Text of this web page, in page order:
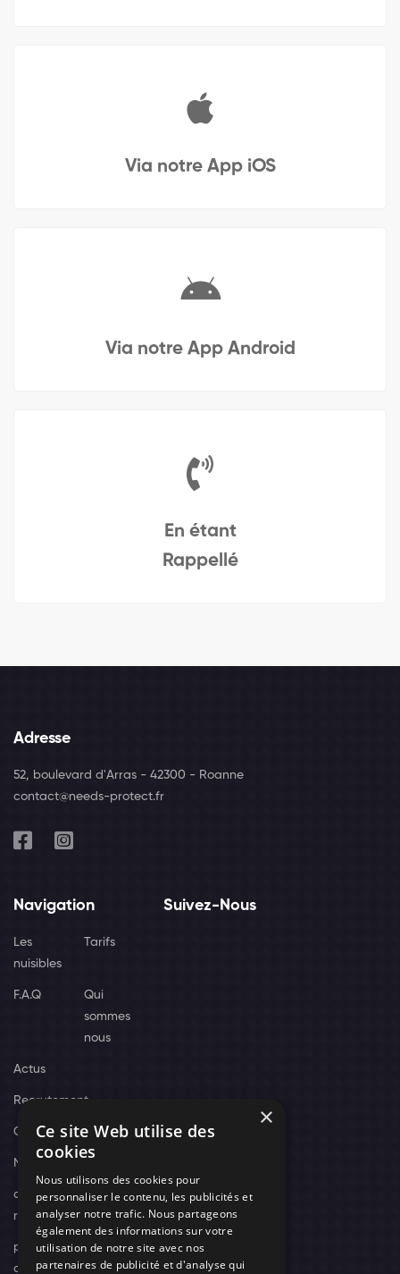
Via notre App iOS
Via notre App Android
En étant
Rappellé
Adresse
52, boulevard d'Arras - 42300 - Roanne
contact@needs-protect.fr
Navigation
Les
nuisibles
Tarifs
F.A.Q
Qui
sommes
nous
Actus
Recrutement
Contact
Nos techniciens
campagne-
recrutement
politique de
confidentialité
Suivez-Nous
×
Ce site Web utilise des
cookies
Nous utilisons des cookies pour
personnaliser le contenu, les publicités et
analyser notre trafic. Nous partageons
également des informations sur votre
utilisation de notre site avec nos
partenaires de publicité et d'analyse qui